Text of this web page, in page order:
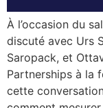
À l’occasion du
discuté avec Urs
Saropack, et
Partnerships à la
cette